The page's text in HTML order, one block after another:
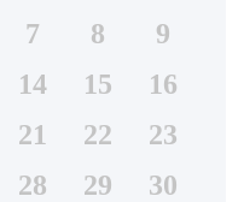
7 8
9
14 15
16
21 22
23
28 29
30